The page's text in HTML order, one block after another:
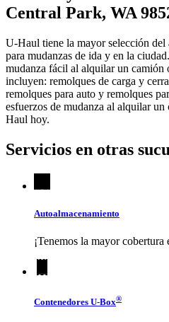
Central Park, WA
U-Haul tiene la mayor selección del
para mudanzas de ida y en la ciudad.
mudanza fácil al alquilar un camión
incluyen: remolques de carga y
remolques para auto y remolques
esfuerzos de mudanza al alquilar
Haul hoy.
Servicios en otras
Autoalmacenamiento
¡Tenemos la mayor
Contenedores U-Box®